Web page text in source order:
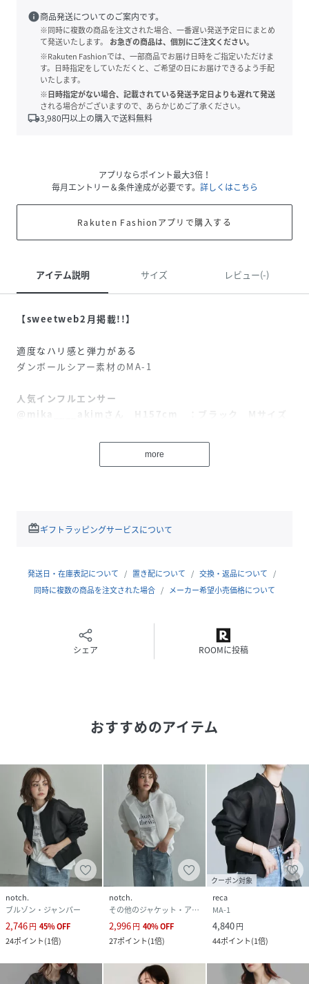
info商品発送についてのご案内です。
※同時に複数の商品を注文された場合、一番遅い発送予定日にまとめ
て発送いたします。
お急ぎの商品は、個別にご注文ください。
※Rakuten Fashionでは、一部商品でお届け日時をご指定いただけま
す。日時指定をしていただくと、ご希望の日にお届けできるよう手配
いたします。
※日時指定がない場合、記載されている発送予定日よりも遅れて発送
される場合がございますので、あらかじめご了承ください。
local_shipping3,980円以上の購入で送料無料
アプリならポイント最大3倍！
毎月エントリー＆条件達成が必要です。 詳しくはこちら
Rakuten Fashionアプリで購入する
アイテム説明 サイズ レビュー(-)
【sweetweb2月掲載!!】
適度なハリ感と弾力がある
ダンボールシアー素材のMA-1
人気インフルエンサー
@mika____akimさん H157cm ：ブラック Mサイズ
【Color】
着回ししやすい3色展開
インナーを変えるだけで3シーズン着回し可能！
プリントTなどを合わせ、プリントを透かして見せる
＠notch._official
※商品の色味は、撮影場所や光のあたり具合などにより色味
が違って見える場合がございます。また、お客様のお使いの
モニター環境などにより色味が違って見える場合がございま
す。予めご了承の上ご注文下さい。
性別タイプ レディース
原産国 中国
素材
表地:ポリエステル100% 別布部分:ポリエステル
98% ポリウレタン2%
サイズ
more
redeemギフトラッピングサービスについて
発送日・在庫表記について 置き配について
交換・返品について
同時に複数の商品を注文された場合
メーカー希望小売価格について
シェア ROOMに投稿
おすすめのアイテム
notch.
ブルゾン・ジャンパー
2,746円 45%OFF
24ポイント(1倍)
notch.
その他のジャケット・アウター
2,996円 40%OFF
27ポイント(1倍)
クーポン対象
reca
MA-1
4,840円
44ポイント(1倍)